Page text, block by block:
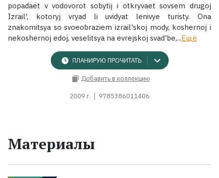
popadaet v vodovorot sobytij i otkryvaet sovsem drugoj
Izrail', kotoryj vryad li uvidyat lenivye turisty. Ona
znakomitsya so svoeobraziem izrail'skoj mody, koshernoj i
nekoshernoj edoj, veselitsya na evrejskoj svad'be,...Ещё
ПЛАНИРУЮ ПРОЧИТАТЬ
Добавить в коллекцию
2009 г. 9785386011406
Материалы